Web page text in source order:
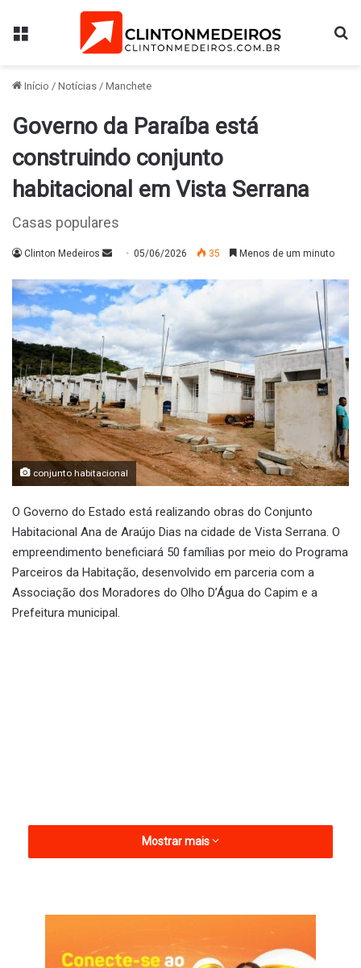
Menu
Início / Notícias / Manchete
Governo da Paraíba está
construindo conjunto
habitacional em Vista Serrana
Casas populares
Clinton Medeiros
Mande
e-
mail
05/06/2026 35 Menos de um minuto
conjunto habitacional
O Governo do Estado está realizando obras do Conjunto
Habitacional Ana de Araújo Dias na cidade de Vista Serrana. O
empreendimento beneficiará 50 famílias por meio do Programa
Parceiros da Habitação, desenvolvido em parceria com a
Associação dos Moradores do Olho D’Água do Capim e a
Prefeitura municipal.
Das 50 moradias previstas, 30 já estão em execução. O
Mostrar mais